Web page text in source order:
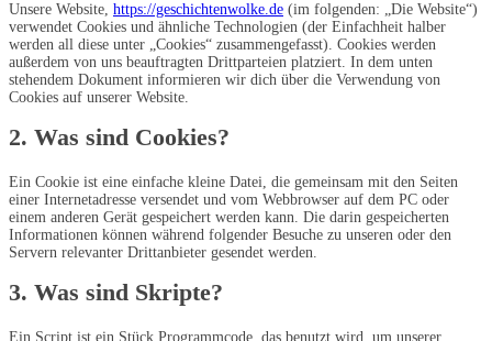
Unsere Website, https://geschichtenwolke.de (im folgenden: „Die Website“)
verwendet Cookies und ähnliche Technologien (der Einfachheit halber
werden all diese unter „Cookies“ zusammengefasst). Cookies werden
außerdem von uns beauftragten Drittparteien platziert. In dem unten
stehendem Dokument informieren wir dich über die Verwendung von
Cookies auf unserer Website.
2. Was sind Cookies?
Ein Cookie ist eine einfache kleine Datei, die gemeinsam mit den Seiten
einer Internetadresse versendet und vom Webbrowser auf dem PC oder
einem anderen Gerät gespeichert werden kann. Die darin gespeicherten
Informationen können während folgender Besuche zu unseren oder den
Servern relevanter Drittanbieter gesendet werden.
3. Was sind Skripte?
Ein Script ist ein Stück Programmcode, das benutzt wird, um unserer